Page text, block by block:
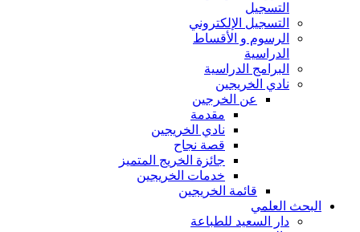
التسجيل
التسجيل الإلكتروني
الرسوم و الأقساط
الدراسية
البرامج الدراسية
نادي الخريجين
عن الخرجين
مقدمة
نادي الخريجين
قصة نجاح
جائزة الخريج المتميز
خدمات الخريجين
قائمة الخريجين
البحث العلمي
دار السعيد للطباعة